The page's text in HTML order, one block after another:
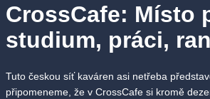
CrossCafe: Místo
studium, práci,
Tuto českou síť kaváren asi netřeba
připomeneme, že v CrossCafe si kromě